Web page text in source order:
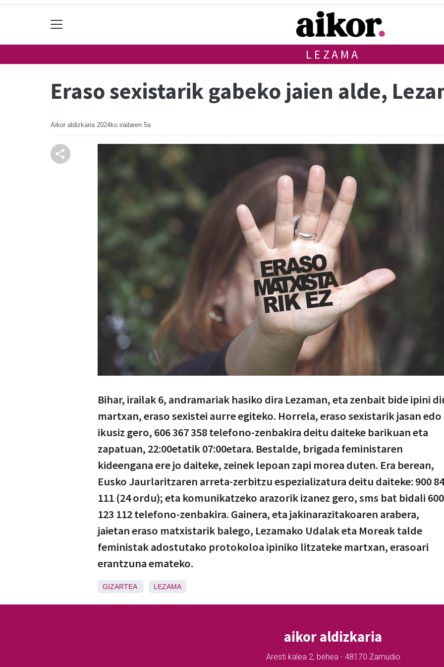
LEZAMA
Eraso sexistarik gabeko jaien alde,
Aikor aldizkaria 2024ko irailaren 5a
Bihar, irailak 6, andramariak hasiko dira Lezaman, eta zenbait bide ipini
martxan, eraso sexistei aurre egiteko. Horrela, eraso sexistarik jasan edo
ikusiz gero, 606 367 358 telefono-zenbakira deitu daiteke barikuan eta
zapatuan, 22:00etatik 07:00etara. Bestalde, brigada feministaren
kideengana ere jo daiteke, zeinek lepoan zapi morea duten. Era berean,
Eusko Jaurlaritzaren arreta-zerbitzu espezializatura deitu daiteke: 900
111 (24 ordu); eta komunikatzeko arazorik izanez gero, sms bat bidali 600
123 112 telefono-zenbakira. Gainera, eta jakinarazitakoaren arabera,
jaietan eraso matxistarik balego, Lezamako Udalak eta Moreak talde
feministak adostutako protokoloa ipiniko litzateke martxan, erasoari
erantzuna emateko.
GIZARTEA LEZAMA
aikor aldizkaria
Aresti kalea 2, behea - 48170 Zamudio